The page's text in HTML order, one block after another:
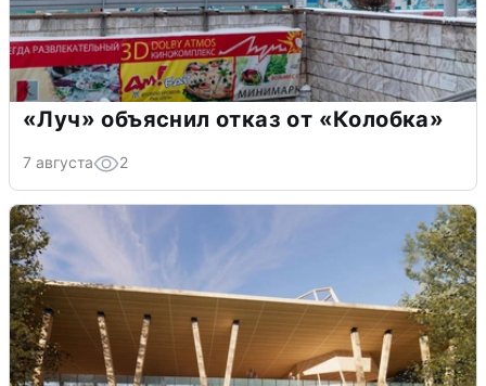
«Луч» объяснил отказ от «Колобка»
7 августа 2